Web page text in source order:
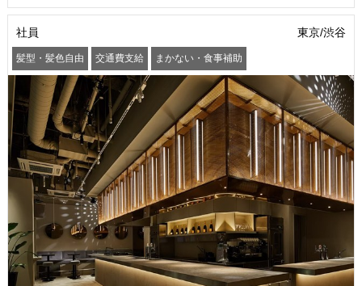
社員 東京/渋谷
髪型・髪色自由 交通費支給 まかない・食事補助